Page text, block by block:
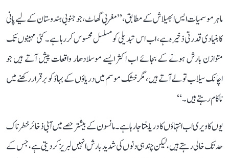
ماہر موسمیات ایس ابھیلاش کے مطابق، ’’مغربی گھاٹ، جو جنوبی ہندوستان کے لیے پانی
کا بنیادی قدرتی ذخیرہ ہے، اب اس تبدیلی کو مسلسل محسوس کر رہا ہے۔ کئی مہینوں تک
متوازن بارش ہونے کے بجائے اب اکثر ایسے موسلادھار واقعات پیش آتے ہیں جو
اچانک سیلاب تو لے آتے ہیں، مگر خشک موسم میں دریاؤں کے بہاؤ کو برقرار رکھنے میں
ناکام رہتے ہیں۔‘‘
یوں کاویری اب انتہاؤں کا دریا بنتا جا رہا ہے۔ مانسون کے بیشتر حصے میں آبی ذخائر خطرناک
حد تک خالی رہتے ہیں، لیکن چند ہی دنوں کی شدید بارش انہیں لبریز کر دیتی ہے، جس کے